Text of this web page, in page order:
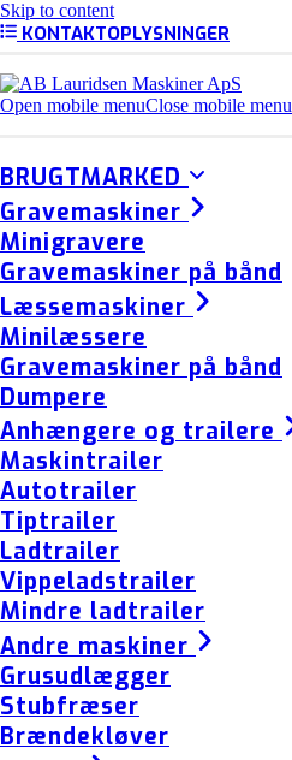
Skip to content
KONTAKTOPLYSNINGER
Open mobile menuClose mobile menu
BRUGTMARKED
Gravemaskiner
Minigravere
Gravemaskiner på bånd
Læssemaskiner
Minilæssere
Gravemaskiner på bånd
Dumpere
Anhængere og trailere
Maskintrailer
Autotrailer
Tiptrailer
Ladtrailer
Vippeladstrailer
Mindre ladtrailer
Andre maskiner
Grusudlægger
Stubfræser
Brændekløver